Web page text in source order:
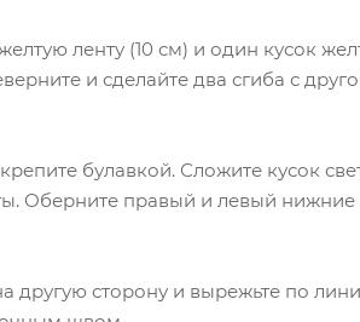
ленту (10 см) и один кусок
и сделайте два сгиба с
булавкой. Сложите кусок
Оберните правый и левый
сторону и вырежьте по